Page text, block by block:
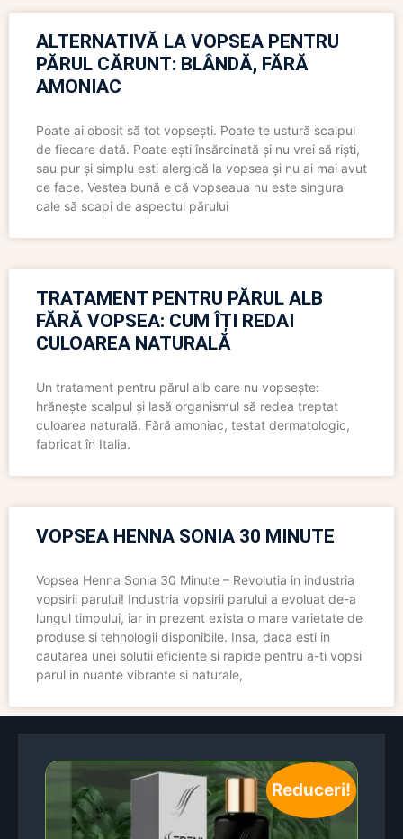
ALTERNATIVĂ LA VOPSEA PENTRU
PĂRUL CĂRUNT: BLÂNDĂ, FĂRĂ
AMONIAC
Poate ai obosit să tot vopsești. Poate te ustură scalpul
de fiecare dată. Poate ești însărcinată și nu vrei să riști,
sau pur și simplu ești alergică la vopsea și nu ai mai avut
ce face. Vestea bună e că vopseaua nu este singura
cale să scapi de aspectul părului
TRATAMENT PENTRU PĂRUL ALB
FĂRĂ VOPSEA: CUM ÎȚI REDAI
CULOAREA NATURALĂ
Un tratament pentru părul alb care nu vopsește:
hrănește scalpul și lasă organismul să redea treptat
culoarea naturală. Fără amoniac, testat dermatologic,
fabricat în Italia.
VOPSEA HENNA SONIA 30 MINUTE
Vopsea Henna Sonia 30 Minute – Revolutia in industria
vopsirii parului! Industria vopsirii parului a evoluat de-a
lungul timpului, iar in prezent exista o mare varietate de
produse si tehnologii disponibile. Insa, daca esti in
cautarea unei solutii eficiente si rapide pentru a-ti vopsi
parul in nuante vibrante si naturale,
Reduceri!